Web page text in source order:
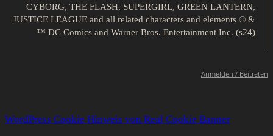
CYBORG, THE FLASH, SUPERGIRL, GREEN LANTERN,
JUSTICE LEAGUE and all related characters and elements © &
™ DC Comics and Warner Bros. Entertainment Inc. (s24)
Anmelden / Beitreten
WordPress Cookie Hinweis von Real Cookie Banner